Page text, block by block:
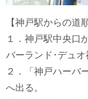
【神戸駅からの道順
１．神戸駅中央口
バーランド･デュオ
２．「神戸ハーバ
へ出る。